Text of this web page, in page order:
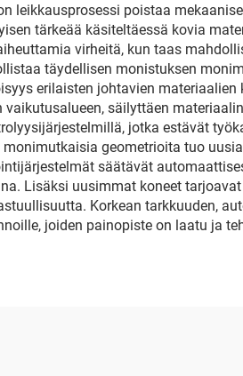
poistaa
tärkeää käsiteltäessä kovia
virheitä, kun taas
täydellisen monistuksen
erilaisten johtavien
säilyttäen
jotka estävät
geometrioita tuo
säätävät
Lisäksi uusimmat koneet
Korkean tarkkuuden,
joiden painopiste on laatu ja